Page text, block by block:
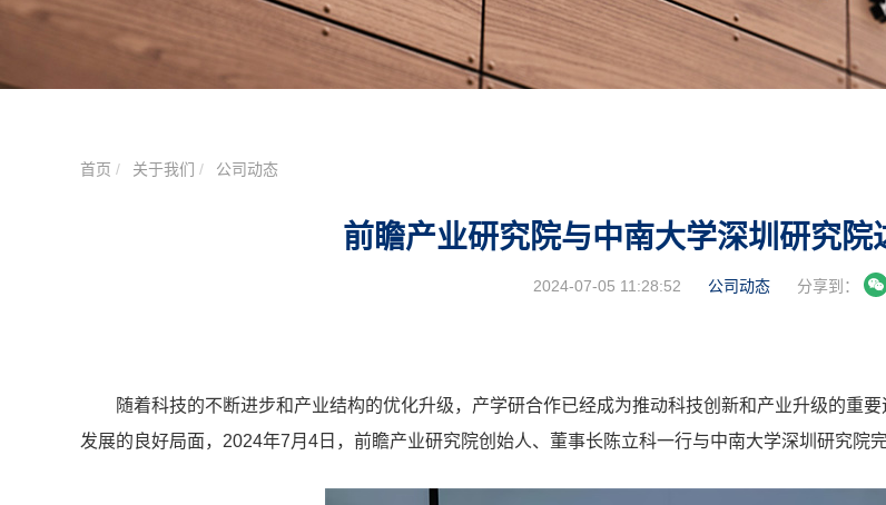
首页 关于我们 公司动态
前瞻产业研究院与中南大学深圳研究院
2024-07-05 11:28:52 公司动态 分享到：
随着科技的不断进步和产业结构的优化升级，产学研合作已经成为推动科技创新和产业升级的重
发展的良好局面，2024年7月4日，前瞻产业研究院创始人、董事长陈立科一行与中南大学深圳研究院